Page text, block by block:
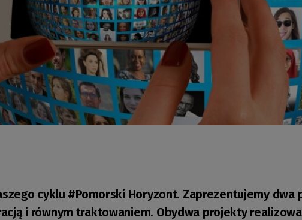
cyklu #Pomorski Horyzont. Zaprezentujemy dwa
i równym traktowaniem. Obydwa projekty